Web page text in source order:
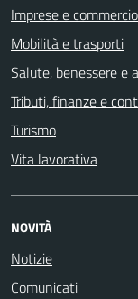
Imprese e commercio
Mobilità e trasporti
Salute, benessere e
Tributi, finanze e
Turismo
Vita lavorativa
NOVITÀ
Notizie
Comunicati